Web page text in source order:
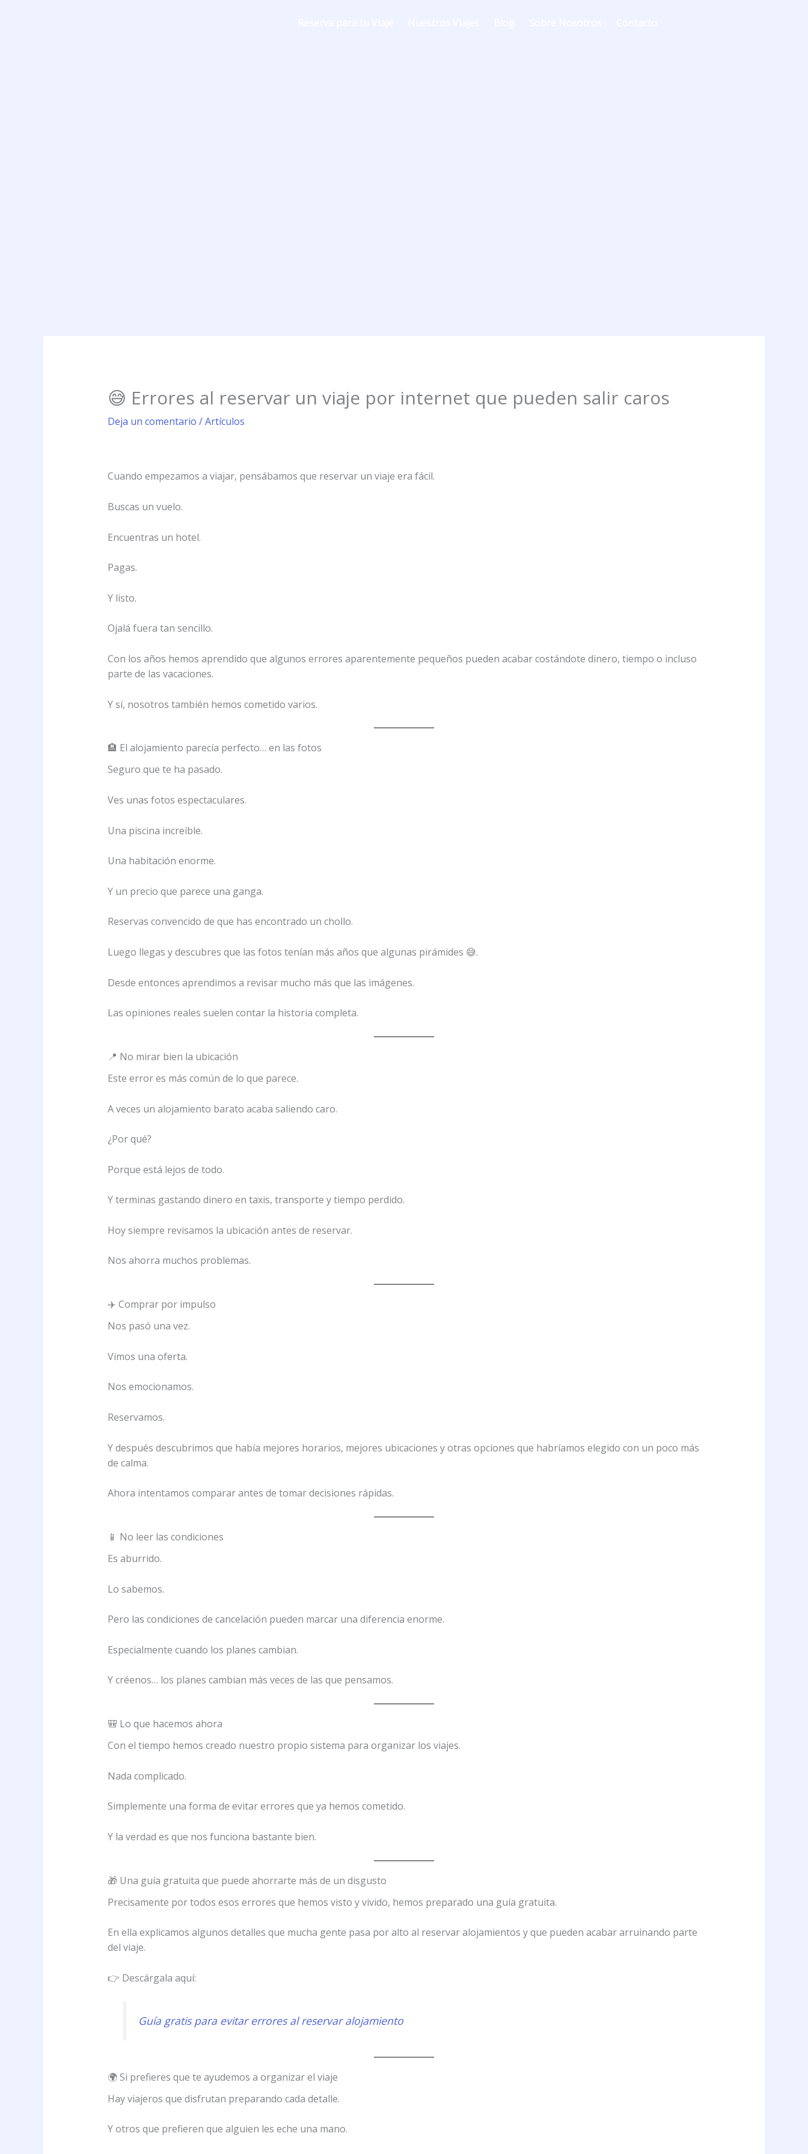
😅 Errores al reservar un viaje por internet que pueden salir caros
Deja un comentario /Artículos
Cuando empezamos a viajar, pensábamos que reservar un viaje era fácil.
Buscas un vuelo.
Encuentras un hotel.
Pagas.
Y listo.
Ojalá fuera tan sencillo.
Con los años hemos aprendido que algunos errores aparentemente pequeños pueden acabar costándote dinero, tiempo o incluso
parte de las vacaciones.
Y sí, nosotros también hemos cometido varios.
🏨 El alojamiento parecía perfecto… en las fotos
Seguro que te ha pasado.
Ves unas fotos espectaculares.
Una piscina increíble.
Una habitación enorme.
Y un precio que parece una ganga.
Reservas convencido de que has encontrado un chollo.
Luego llegas y descubres que las fotos tenían más años que algunas pirámides 😅.
Desde entonces aprendimos a revisar mucho más que las imágenes.
Las opiniones reales suelen contar la historia completa.
📍 No mirar bien la ubicación
Este error es más común de lo que parece.
A veces un alojamiento barato acaba saliendo caro.
¿Por qué?
Porque está lejos de todo.
Y terminas gastando dinero en taxis, transporte y tiempo perdido.
Hoy siempre revisamos la ubicación antes de reservar.
Nos ahorra muchos problemas.
✈️ Comprar por impulso
Nos pasó una vez.
Vimos una oferta.
Nos emocionamos.
Reservamos.
Y después descubrimos que había mejores horarios, mejores ubicaciones y otras opciones que habríamos elegido con un poco más
de calma.
Ahora intentamos comparar antes de tomar decisiones rápidas.
📱 No leer las condiciones
Es aburrido.
Lo sabemos.
Pero las condiciones de cancelación pueden marcar una diferencia enorme.
Especialmente cuando los planes cambian.
Y créenos… los planes cambian más veces de las que pensamos.
🎒 Lo que hacemos ahora
Con el tiempo hemos creado nuestro propio sistema para organizar los viajes.
Nada complicado.
Simplemente una forma de evitar errores que ya hemos cometido.
Y la verdad es que nos funciona bastante bien.
🎁 Una guía gratuita que puede ahorrarte más de un disgusto
Precisamente por todos esos errores que hemos visto y vivido, hemos preparado una guía gratuita.
En ella explicamos algunos detalles que mucha gente pasa por alto al reservar alojamientos y que pueden acabar arruinando parte
del viaje.
👉 Descárgala aquí:
Guía gratis para evitar errores al reservar alojamiento
🌍 Si prefieres que te ayudemos a organizar el viaje
Hay viajeros que disfrutan preparando cada detalle.
Y otros que prefieren que alguien les eche una mano.